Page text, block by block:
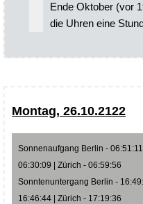
Ende Oktober (vor
die Uhren eine
Montag, 26.10.2122
Sonnenaufgang Berlin -
06:30:09 | Zürich - 06:59:56
Sonntenuntergang Berlin -
16:46:44 | Zürich - 17:19:36